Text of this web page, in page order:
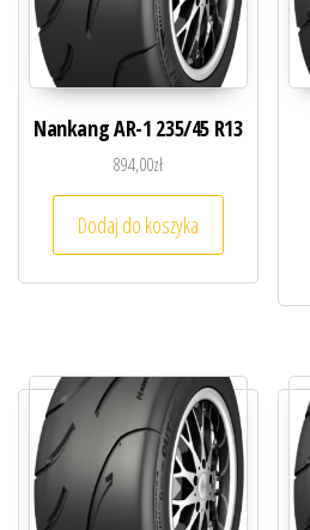
Nankang AR-1 235/45 R13
894,00zł
Dodaj do koszyka